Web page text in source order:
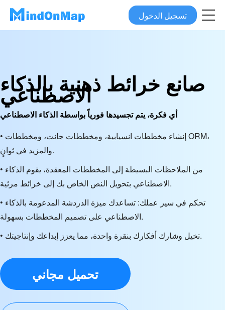
تسجيل الدخول
صانع خرائط ذهنية بالذكاء
الاصطناعي
أي فكرة، يتم تجسيدها فورياً بواسطة الذكاء الاصطناعي
• إنشاء مخططات انسيابية، ومخططات جانت، ومخططات ORM،
والمزيد في ثوانٍ.
• من الملاحظات البسيطة إلى المخططات المعقدة، يقوم الذكاء
الاصطناعي بتحويل النص الخاص بك إلى خرائط مرئية.
• تحكم في سير عملك: تساعدك ميزة الدردشة المدعومة بالذكاء
الاصطناعي على تصميم المخططات بسهولة.
• تخيل وشارك أفكارك بنقرة واحدة، مما يعزز إبداعك وإنتاجيتك.
تحميل مجاني